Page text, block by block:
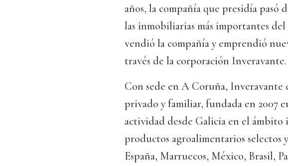
años, la compañía que presidía pasó
las inmobiliarias más importantes
vendió la compañía y emprendió
través de la corporación Inveravante.
Con sede en A Coruña, Inveravante
privado y familiar, fundada en 2007
actividad desde Galicia en el
productos agroalimentarios selectos
España, Marruecos, México, Brasil,